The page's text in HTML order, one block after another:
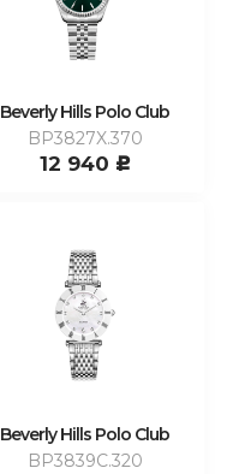
Beverly Hills Polo Club
BP3827X.370
12 940 c
Beverly Hills Polo Club
BP3839C.320